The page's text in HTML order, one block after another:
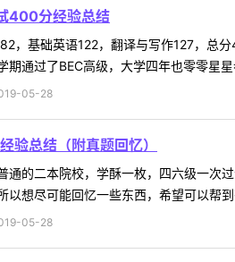
400分经验总结
，基础英语122，翻译与写作127，总
期通过了BEC高级，大学四年也零零星
05-28
验总结（附真题回忆）
通的二本院校，学酥一枚，四六级一次
以想尽可能回忆一些东西，希望可以帮
05-28